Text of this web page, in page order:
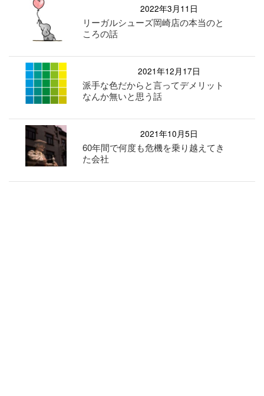
2022年3月11日
リーガルシューズ岡崎店の本当のと
ころの話
2021年12月17日
派手な色だからと言ってデメリット
なんか無いと思う話
2021年10月5日
60年間で何度も危機を乗り越えてき
た会社